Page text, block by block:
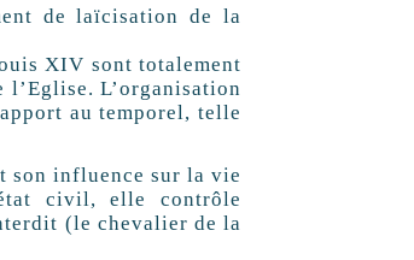
de laïcisation de la
XIV sont totalement
L’organisation
au temporel, telle
son influence sur la vie
civil, elle contrôle
(le chevalier de la